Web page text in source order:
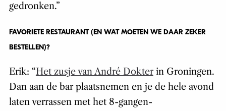
gedronken.”
FAVORIETE RESTAURANT (EN WAT MOETEN WE DAAR ZEKER
BESTELLEN)?
Erik: “Het zusje van André Dokterin Groningen.
Dan aan de bar plaatsnemen en je de hele avond
laten verrassen met het 8-gangen-